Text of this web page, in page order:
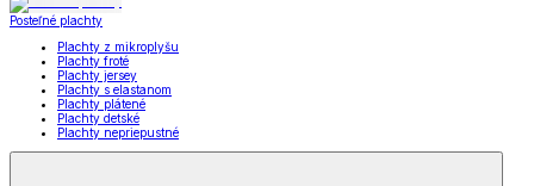
Posteľné plachty
Plachty z mikroplyšu
Plachty froté
Plachty jersey
Plachty s elastanom
Plachty plátené
Plachty detské
Plachty nepriepustné